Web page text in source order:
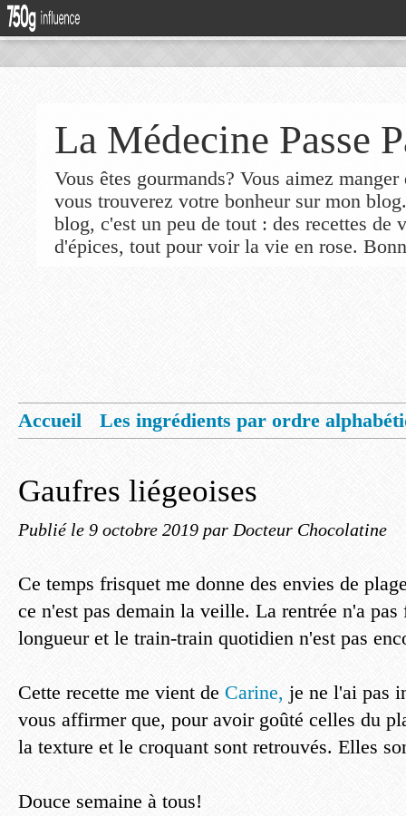
La Médecine Passe
Vous êtes gourmands? Vous aimez
vous trouverez votre bonheur sur mon
blog, c'est un peu de tout : des recettes de
d'épices, tout pour voir la vie en rose.
Accueil
Les ingrédients par ordre
Gaufres liégeoises
Publié le 9 octobre 2019 par Docteur Chocolatine
Ce temps frisquet me donne des envies de
ce n'est pas demain la veille. La rentrée n'a
longueur et le train-train quotidien n'est pas
Cette recette me vient de Carine, je ne l'ai pas
vous affirmer que, pour avoir goûté celles du
la texture et le croquant sont retrouvés. Elles
Douce semaine à tous!